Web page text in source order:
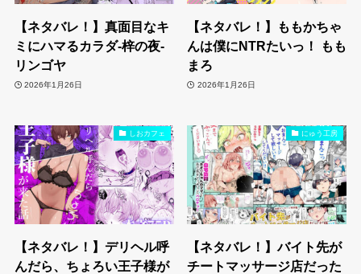
【ネタバレ！】真面目なキ
ミにハマるカラダ‐梓の夜‐
リンゴヤ
2026年1月26日
【ネタバレ！】ももかちゃ
んは僕にNTRたいっ！ もも
まろ
2026年1月26日
しおカフェ
【ネタバレ！】デリヘル呼
んだら、ちょろい王子様が
にゅう工房
【ネタバレ！】バイト先が
チートマッサージ店だった